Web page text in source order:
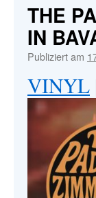
THE
IN
Publiziert am
VINYL